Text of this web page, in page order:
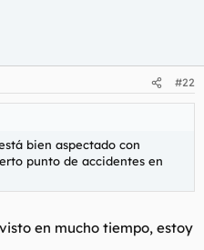
#22
bien aspectado con
punto de accidentes en
en mucho tiempo, estoy